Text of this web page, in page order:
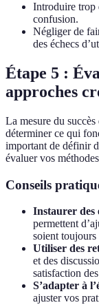
Introduire trop
confusion.
Négliger de
des échecs
Étape 5 :
approches
La mesure du
déterminer ce qui
important de définir
évaluer vos
Conseils
Instaurer des
permettent
soient toujours
Utiliser des
et des
satisfaction
S’adapter à
ajuster vos